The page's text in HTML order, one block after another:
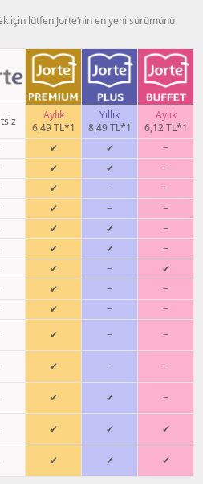
için lütfen Jorte’nin en yeni sürümünü
Aylık
6,49 TL*1
Yıllık
8,49 TL*1
Aylık
6,12 TL*1
✔ ✔ −
✔ ✔ −
✔ − −
✔ − −
✔ ✔ −
✔ ✔ −
✔ − ✔
✔ − −
✔ − −
✔ − −
✔ − −
✔ ✔ −
✔ ✔ ✔
✔ ✔ ✔